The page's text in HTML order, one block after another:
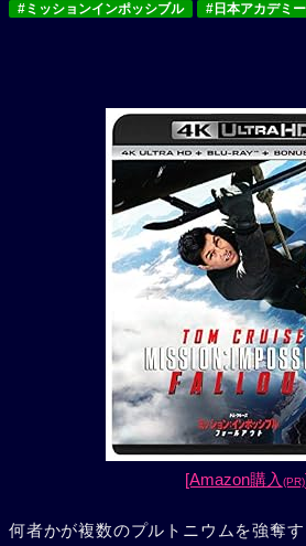
#ミッションインポッシブル #日本アカデミ
[Amazon購入 (PR)
何者かが複数のプルトニウムを強奪